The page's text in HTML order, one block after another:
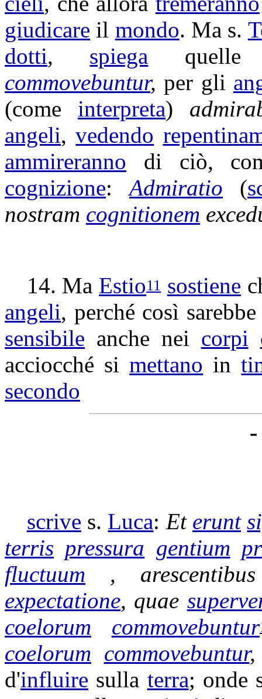
giudicare il mondo. Ma s.
dotti, spiega
commovebuntur,per gli
(come interpreta)
angeli,vedendo
ammireranno di ciò,
cognizione:Admiratio (
nostram cognitionem
14. Ma Estio11 sostiene
angeli, perché così
sensibile anche nei corpi
acciocché simettano in
secondo
scrive s. Luca: Et erunt
terris pressura gentium
fluctuum , arescentibus
expectatione, quae
coelorum
commovebuntur
coelorum commovebuntur
d'influire sulla terra; onde